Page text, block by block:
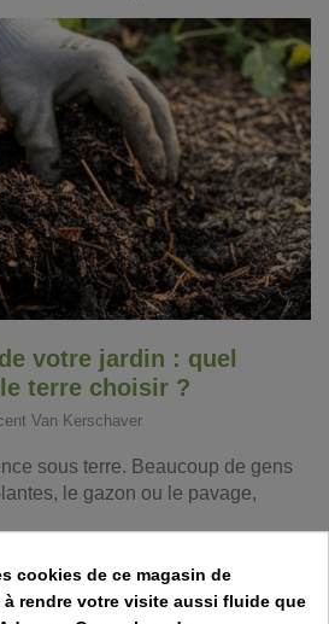
votre jardin : quel
terre choisir ?
Van Kerschaver
sous terre. Beaucoup de gens
le gazon ou le pavage,
jardin : ce qu’il ne faut
cookies de ce magasin de
rendre votre visite aussi fluide que